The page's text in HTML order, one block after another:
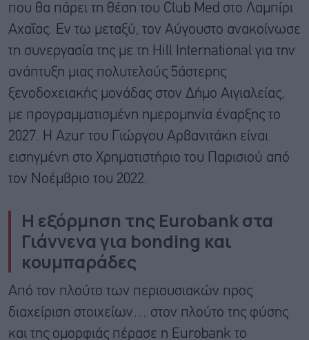
που θα πάρει τη θέση του Club Med στο Λαμπίρι
Αχαΐας. Εν τω μεταξύ, τον Αύγουστο ανακοίνωσε
τη συνεργασία της με τη Hill International για την
ανάπτυξη μιας πολυτελούς 5άστερης
ξενοδοχειακής μονάδας στον Δήμο Αιγιαλείας,
με προγραμματισμένη ημερομηνία έναρξης το
2027. Η Azur του Γιώργου Αρβανιτάκη είναι
εισηγμένη στο Χρηματιστήριο του Παρισιού από
τον Νοέμβριο του 2022.
Η εξόρμηση της Eurobankστα
Γιάννενα για bonding και
κουμπαράδες
Από τον πλούτο των περιουσιακών προς
διαχείριση στοιχείων… στον πλούτο της φύσης
και της ομορφιάς πέρασε η Eurobank το